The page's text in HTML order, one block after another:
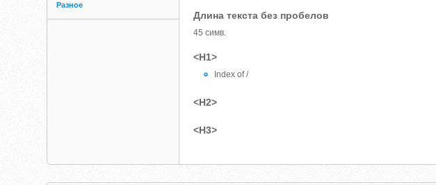
Разное
Длина текста без пробелов
45 симв.
<H1>
Index of /
<H2>
<H3>